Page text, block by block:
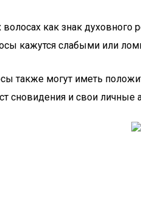
волосах как знак
кажутся слабыми или
также могут иметь
сновидения и свои